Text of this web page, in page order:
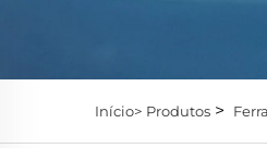
Início> Produtos >